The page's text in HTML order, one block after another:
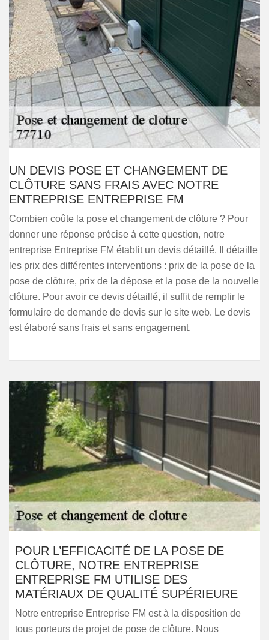
UN DEVIS POSE ET CHANGEMENT DE
CLÔTURE SANS FRAIS AVEC NOTRE
ENTREPRISE ENTREPRISE FM
Combien coûte la pose et changement de clôture ? Pour
donner une réponse précise à cette question, notre
entreprise Entreprise FM établit un devis détaillé. Il détaille
les prix des différentes interventions : prix de la pose de la
pose de clôture, prix de la dépose et la pose de la nouvelle
clôture. Pour avoir ce devis détaillé, il suffit de remplir le
formulaire de demande de devis sur le site web. Le devis
est élaboré sans frais et sans engagement.
POUR L’EFFICACITÉ DE LA POSE DE
CLÔTURE, NOTRE ENTREPRISE
ENTREPRISE FM UTILISE DES
MATÉRIAUX DE QUALITÉ SUPÉRIEURE
Notre entreprise Entreprise FM est à la disposition de
tous porteurs de projet de pose de clôture. Nous